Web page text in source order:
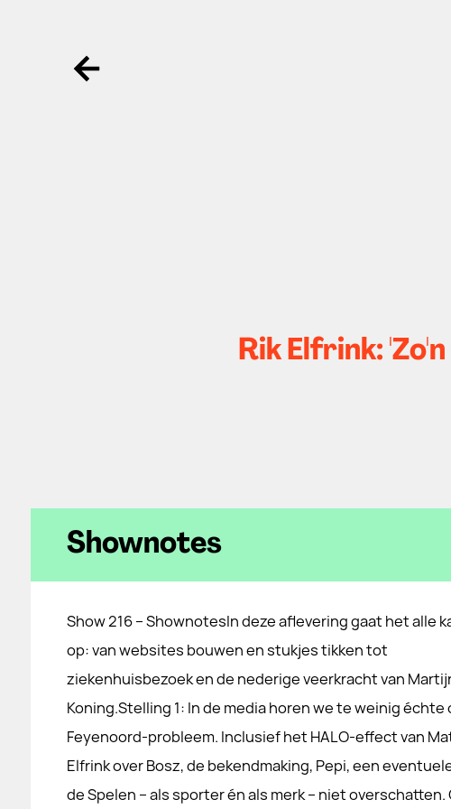
Ga terug
Rik Elfrink:
Shownotes
Show 216 – ShownotesIn deze aflevering gaat het alle
op: van websites bouwen en stukjes tikken tot
ziekenhuisbezoek en de nederige veerkracht van
Koning.Stelling 1: In de media horen we te weinig
Feyenoord-probleem. Inclusief het HALO-effect van
Elfrink over Bosz, de bekendmaking, Pepi, een
de Spelen – als sporter én als merk – niet